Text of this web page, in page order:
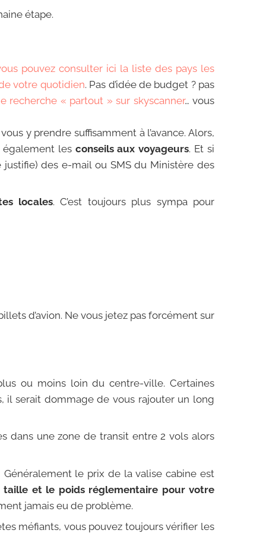
étape.
pouvez consulter ici la liste des pays les
votre quotidien. Pas d’idée de budget ? pas
recherche « partout » sur skyscanner… vous
y prendre suffisamment à l’avance. Alors,
lesconseils aux voyageurs. Et si
des e-mail ou SMS du Ministère des
locales. C’est toujours plus sympa pour
d’avion. Ne vous jetez pas forcément sur
ou moins loin du centre-ville. Certaines
il serait dommage de vous rajouter un long
dans une zone de transit entre 2 vols alors
le prix de la valise cabine est
taille et le poids réglementaire pour votre
jamais eu de problème.
méfiants, vous pouvez toujours vérifier les